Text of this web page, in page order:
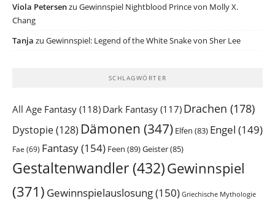
Viola Petersenzu Gewinnspiel Nightblood Prince von Molly X.
Chang
Tanja zu Gewinnspiel: Legend of the White Snake von Sher Lee
SCHLAGWÖRTER
All Age Fantasy (118) Dark Fantasy (117) Drachen (178)
Dystopie(128) Dämonen (347) Elfen (83) Engel (149)
Fae (69) Fantasy(154) Feen (89)Geister(85)
Gestaltenwandler (432)Gewinnspiel
(371) Gewinnspielauslosung(150) Griechische Mythologie